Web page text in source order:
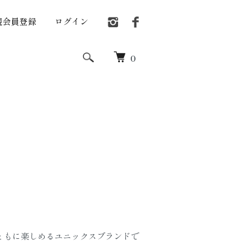
0
会員登録 ログイン
に楽しめるユニックスブランドで